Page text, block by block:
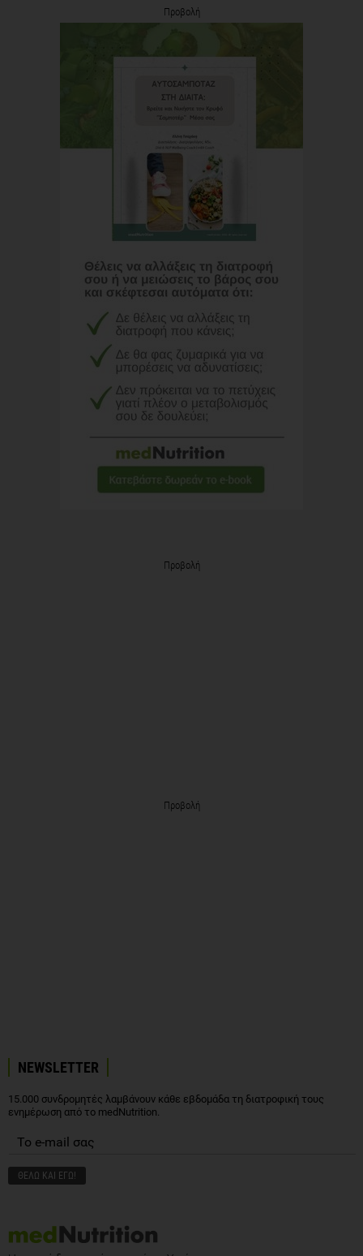
Προβολή
Προβολή
Προβολή
NEWSLETTER
15.000 συνδρομητές λαμβάνουν κάθε εβδομάδα τη διατροφική τους
ενημέρωση από το medNutrition.